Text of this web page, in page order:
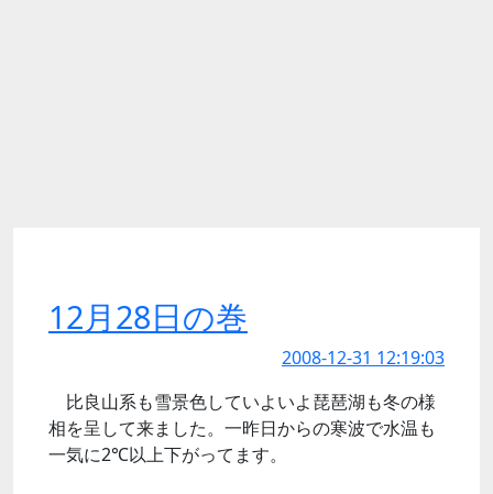
12月28日の巻
2008-12-31 12:19:03
比良山系も雪景色していよいよ琵琶湖も冬の様
相を呈して来ました。一昨日からの寒波で水温も
一気に2℃以上下がってます。